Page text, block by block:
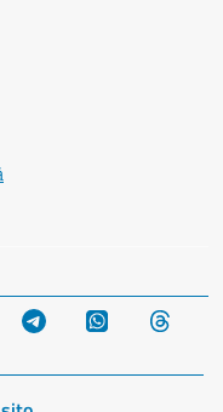
LinkedIn Telegram WhatsApp